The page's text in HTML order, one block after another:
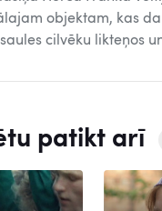
objektam, kas
cilvēku likteņos
patikt arī